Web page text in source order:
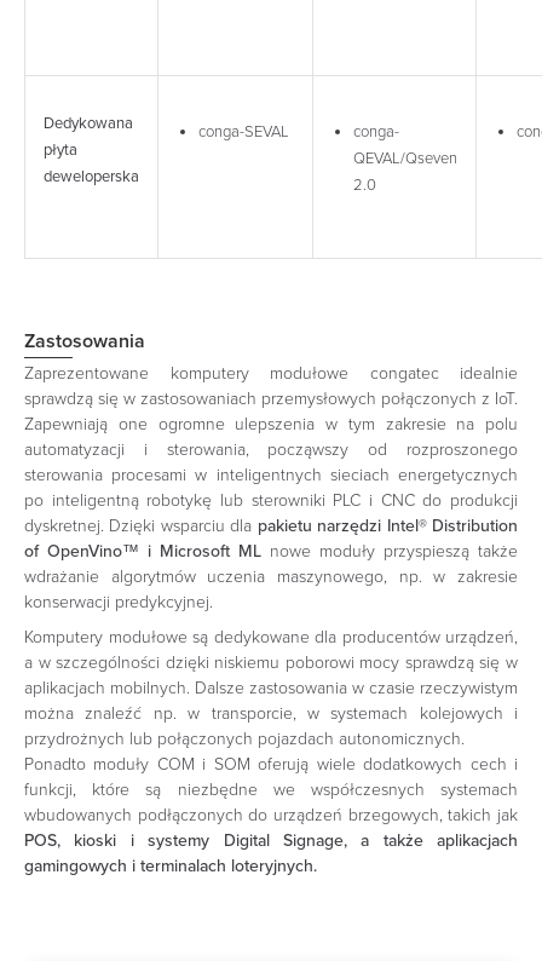
Dedykowana
płyta
deweloperska
conga-SEVAL
conga-
QEVAL/Qseven
2.0
Zastosowania
Zaprezentowane komputery modułowe congatec idealnie
sprawdzą się w zastosowaniach przemysłowych połączonych z IoT.
Zapewniają one ogromne ulepszenia w tym zakresie na polu
automatyzacji i sterowania, począwszy od rozproszonego
sterowania procesami w inteligentnych sieciach energetycznych
po inteligentną robotykę lub sterowniki PLC i CNC do produkcji
dyskretnej. Dzięki wsparciu dla pakietu narzędzi Intel® Distribution
of OpenVino™ i Microsoft ML nowe moduły przyspieszą także
wdrażanie algorytmów uczenia maszynowego, np. w zakresie
konserwacji predykcyjnej.
Komputery modułowe są dedykowane dla producentów urządzeń,
a w szczególności dzięki niskiemu poborowi mocy sprawdzą się w
aplikacjach mobilnych. Dalsze zastosowania w czasie rzeczywistym
można znaleźć np. w transporcie, w systemach kolejowych i
przydrożnych lub połączonych pojazdach autonomicznych.
Ponadto moduły COM i SOM oferują wiele dodatkowych cech i
funkcji, które są niezbędne we współczesnych systemach
wbudowanych podłączonych do urządzeń brzegowych, takich jak
POS, kioski i systemy Digital Signage, a także aplikacjach
gamingowych i terminalach loteryjnych.